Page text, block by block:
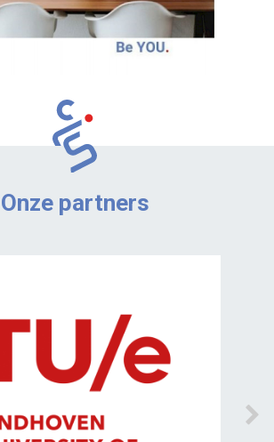
Onze partners